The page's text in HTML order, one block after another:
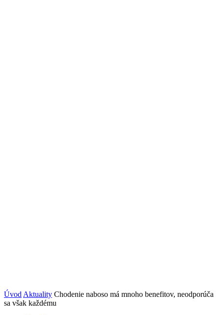
Úvod Aktuality Chodenie naboso má mnoho benefitov, neodporúča
sa však každému